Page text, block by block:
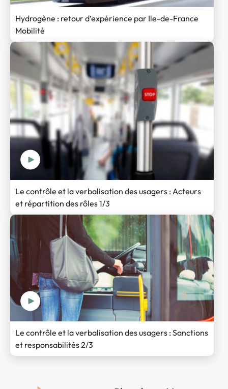
Hydrogène : retour d’expérience par Ile-de-France
Mobilité
Le contrôle et la verbalisation des usagers : Acteurs
et répartition des rôles 1/3
Le contrôle et la verbalisation des usagers : Sanctions
et responsabilités 2/3